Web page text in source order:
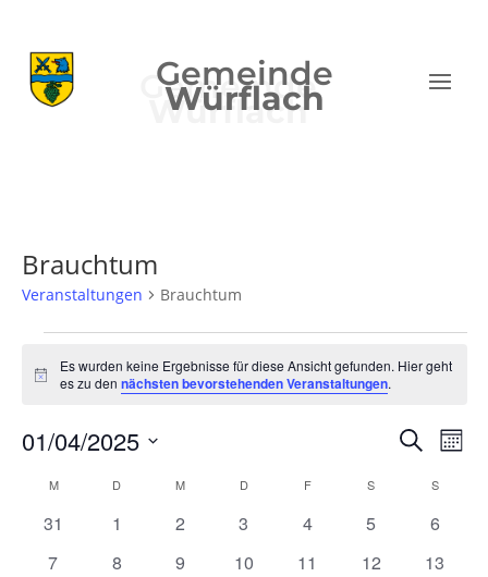
Gemeinde
Würflach
Brauchtum
Veranstaltungen Brauchtum
Veranstaltungen
Hinweis
Es wurden keine Ergebnisse für diese Ansicht gefunden. Hier geht
es zu dennächsten bevorstehenden Veranstaltungen.
und
Suche
01/04/2025
wählen.
Kalender
von
MMONTAG D DIENSTAGM MITTWOCH
DDONNERSTAG
FFREITAG S SAMSTAGS
0
31
0
1
0
2
0
3
0
4
0
5
0
6
0
7
0
8
0
9
0
10
0
11
0
12
0
13